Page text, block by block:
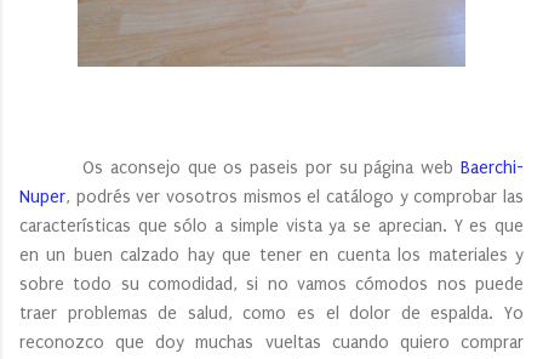
Os aconsejo que os paseis por su página web Baerchi-
Nuper, podrés ver vosotros mismos el catálogo y comprobar las
características que sólo a simple vista ya se aprecian. Y es que
en un buen calzado hay que tener en cuenta los materiales y
sobre todo su comodidad, si no vamos cómodos nos puede
traer problemas de salud, como es el dolor de espalda. Yo
reconozco que doy muchas vueltas cuando quiero comprar